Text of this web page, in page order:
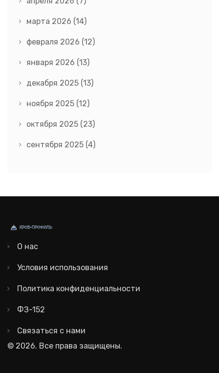
марта 2026 (14)
февраля 2026 (12)
января 2026 (13)
декабря 2025 (13)
ноября 2025 (12)
октября 2025 (23)
сентября 2025 (4)
О нас
Условия использования
Политика конфиденциальности
ФЗ-152
Связаться с нами
© 2026. Все права защищены.